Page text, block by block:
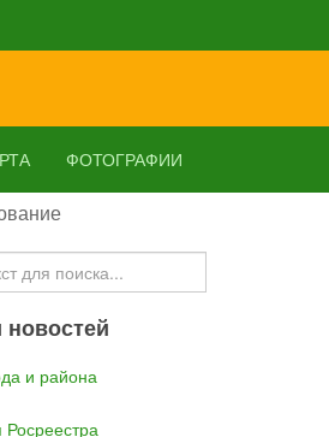
ФОТОГРАФИИ
новостей
и района